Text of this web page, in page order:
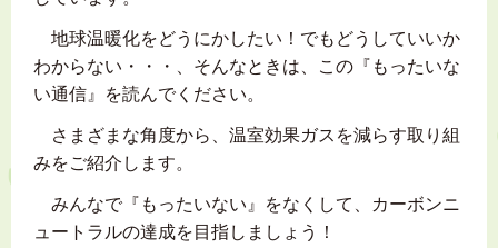
地球温暖化をどうにかしたい！でもどうしていいか
わからない・・・、そんなときは、この『もったいな
い通信』を読んでください。
さまざまな角度から、温室効果ガスを減らす取り組
みをご紹介します。
みんなで『もったいない』をなくして、カーボンニ
ュートラルの達成を目指しましょう！